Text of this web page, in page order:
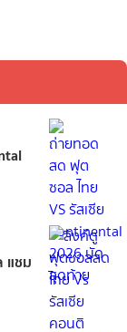
แชม